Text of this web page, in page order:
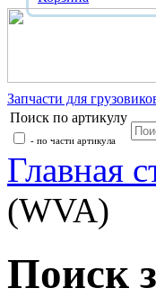
Запчасти для
Поиск по артикулу
- по части артикула
Главная
(WVA)
Поиск